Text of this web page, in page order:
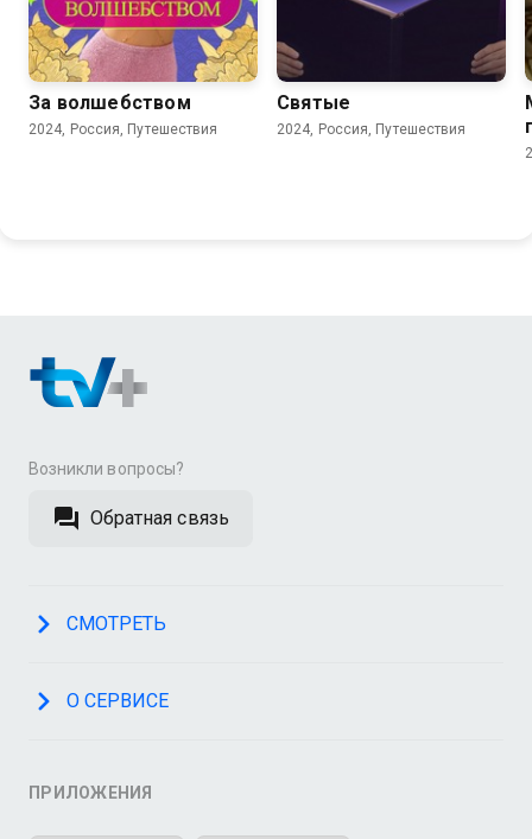
За волшебством
2024, Россия, Путешествия
Святые
2024, Россия, Путешествия
Возникли вопросы?
Обратная связь
СМОТРЕТЬ
О СЕРВИСЕ
ПРИЛОЖЕНИЯ